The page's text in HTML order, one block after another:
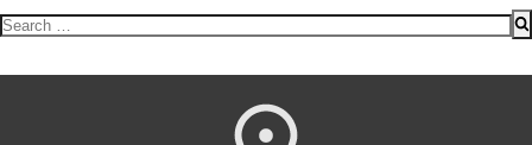
Search